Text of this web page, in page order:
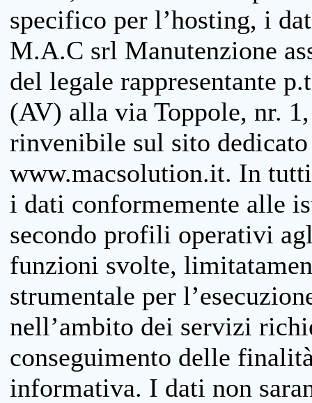
specifico per l’hosting, i
M.A.C srl Manutenzione
del legale rappresentante
(AV) alla via Toppole, nr.
rinvenibile sul sito
www.macsolution.it. In
i dati conformemente alle
secondo profili operativi
funzioni svolte,
strumentale per
nell’ambito dei servizi
conseguimento delle
informativa. I dati non